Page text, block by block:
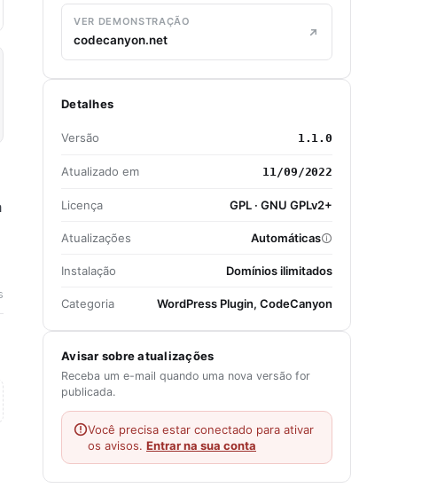
VER DEMONSTRAÇÃO
codecanyon.net
Detalhes
Versão 1.1.0
Atualizado em 11/09/2022
Licença GPL · GNU GPLv2+
Atualizações Automáticas
Instalação Domínios ilimitados
Categoria WordPress Plugin, CodeCanyon
Avisar sobre atualizações
Receba um e-mail quando uma nova versão for
publicada.
Você precisa estar conectado para ativar
os avisos. Entrar na sua conta